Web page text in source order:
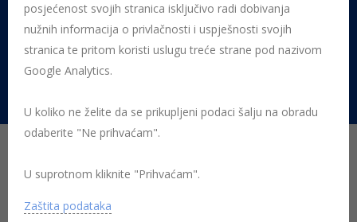
051 212 442 Centrala
Pon - Pet 08:00 - 16:00
Rujevica 9/1, 51000 Rijeka
Odgovornost za štetu osoba koje
posjećenost svojih stranica isključivo radi dobivanja
nužnih informacija o privlačnosti i uspješnosti svojih
stranica te pritom koristi uslugu treće strane pod nazivom
Google Analytics.
U koliko ne želite da se prikupljeni podaci šalju na obradu
odaberite "Ne prihvaćam".
U suprotnom kliknite "Prihvaćam".
Zaštita podataka